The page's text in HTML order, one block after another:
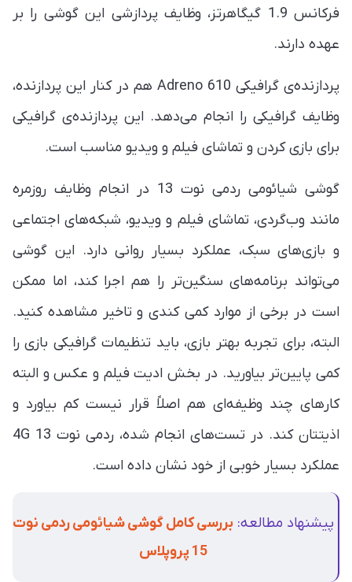
فرکانس 1.9 گیگاهرتز، وظایف پردازشی این گوشی را بر
عهده دارند.
پردازنده‌ی گرافیکی Adreno 610 هم در کنار این پردازنده،
وظایف گرافیکی را انجام می‌دهد. این پردازنده‌ی گرافیکی
برای بازی کردن و تماشای فیلم و ویدیو مناسب است.
گوشی شیائومی ردمی نوت 13 در انجام وظایف روزمره
مانند وب‌گردی، تماشای فیلم و ویدیو، شبکه‌های اجتماعی
و بازی‌های سبک، عملکرد بسیار روانی دارد. این گوشی
می‌تواند برنامه‌های سنگین‌تر را هم اجرا کند، اما ممکن
است در برخی از موارد کمی کندی و تاخیر مشاهده کنید.
البته، برای تجربه بهتر بازی، باید تنظیمات گرافیکی بازی را
کمی پایین‌تر بیاورید. در بخش ادیت فیلم و عکس و البته
کارهای چند وظیفه‌ای هم اصلاً قرار نیست کم بیاورد و
اذیتتان کند. در تست‌های انجام شده، ردمی نوت 13 4G
عملکرد بسیار خوبی از خود نشان داده است.
پیشنهاد مطالعه: بررسی کامل گوشی شیائومی ردمی نوت
15 پروپلاس